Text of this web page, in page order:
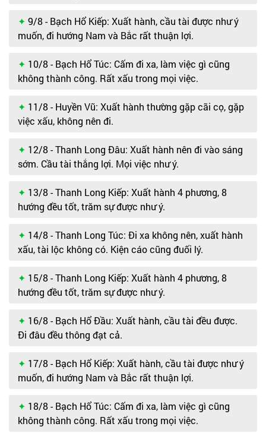
9/8 - Bạch Hổ Kiếp: Xuất hành, cầu tài được như ý
muốn, đi hướng Nam và Bắc rất thuận lợi.
10/8 - Bạch Hổ Túc: Cấm đi xa, làm việc gì cũng
không thành công. Rất xấu trong mọi việc.
11/8 - Huyền Vũ: Xuất hành thường gặp cãi cọ, gặp
việc xấu, không nên đi.
12/8 - Thanh Long Đâu: Xuất hành nên đi vào sáng
sớm. Cầu tài thắng lợi. Mọi việc như ý.
13/8 - Thanh Long Kiếp: Xuất hành 4 phương, 8
hướng đều tốt, trăm sự được như ý.
14/8 - Thanh Long Túc: Đi xa không nên, xuất hành
xấu, tài lộc không có. Kiện cáo cũng đuối lý.
15/8 - Thanh Long Kiếp: Xuất hành 4 phương, 8
hướng đều tốt, trăm sự được như ý.
16/8 - Bạch Hổ Đầu: Xuất hành, cầu tài đều được.
Đi đâu đều thông đạt cả.
17/8 - Bạch Hổ Kiếp: Xuất hành, cầu tài được như ý
muốn, đi hướng Nam và Bắc rất thuận lợi.
18/8 - Bạch Hổ Túc: Cấm đi xa, làm việc gì cũng
không thành công. Rất xấu trong mọi việc.